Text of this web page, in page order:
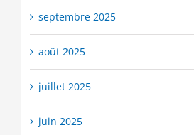
septembre 2025
août 2025
juillet 2025
juin 2025